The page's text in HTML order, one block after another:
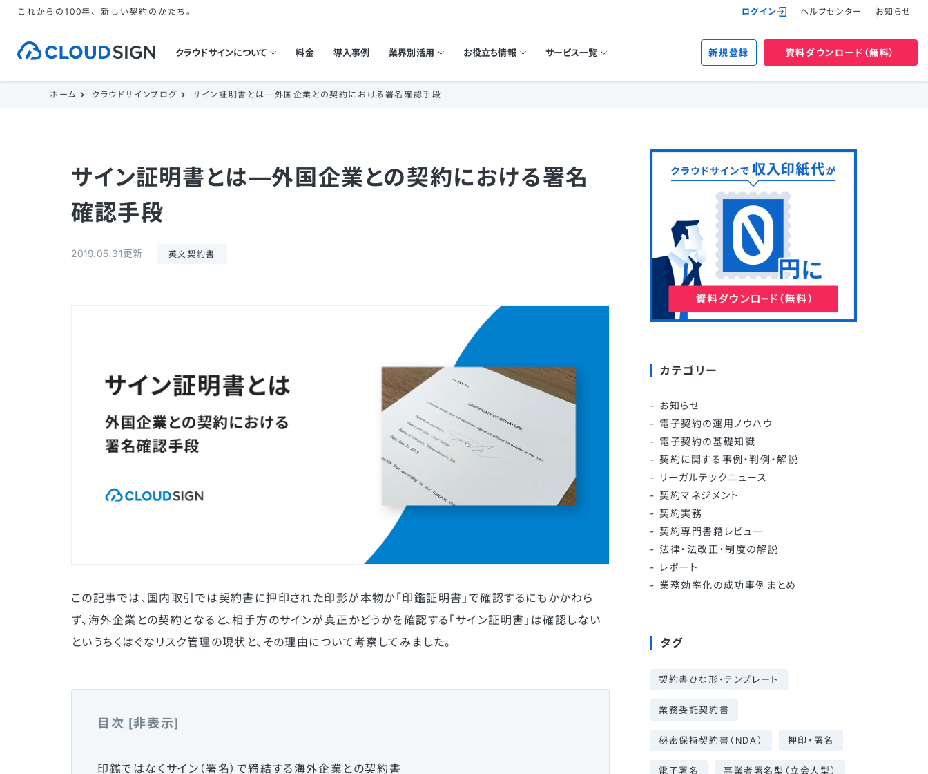
これからの100年、新しい契約のかたち。 ログイン ヘルプセンター お知らせ
クラウドサインについて 料金 導入事例 業界別活用 お役立ち情報 サービス一覧 新規登録 資料ダウンロード（無料）
ホーム クラウドサインブログ サイン証明書とは—外国企業との契約における署名確認手段
サイン証明書とは—外国企業との契約における署名
確認手段
2019.05.31更新 英文契約書
この記事では、国内取引では契約書に押印された印影が本物か「印鑑証明書」で確認するにもかかわら
ず、海外企業との契約となると、相手方のサインが真正かどうかを確認する「サイン証明書」は確認しない
というちくはぐなリスク管理の現状と、その理由について考察してみました。
目次 [非表示]
印鑑ではなくサイン（署名）で締結する海外企業との契約書
カテゴリー
お知らせ
電子契約の運用ノウハウ
電子契約の基礎知識
契約に関する事例・判例・解説
リーガルテックニュース
契約マネジメント
契約実務
契約専門書籍レビュー
法律・法改正・制度の解説
レポート
業務効率化の成功事例まとめ
タグ
契約書ひな形・テンプレート
業務委託契約書
秘密保持契約書（NDA） 押印・署名
電子署名 事業者署名型（立会人型）